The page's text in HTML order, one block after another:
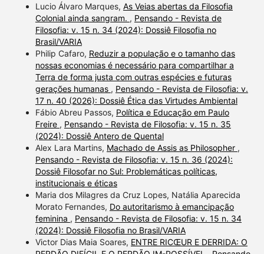
Lucio Álvaro Marques, As Veias abertas da Filosofia
Colonial ainda sangram. , Pensando - Revista de
Filosofia: v. 15 n. 34 (2024): Dossiê Filosofia no
Brasil/VARIA
Philip Cafaro, Reduzir a população e o tamanho das
nossas economias é necessário para compartilhar a
Terra de forma justa com outras espécies e futuras
gerações humanas , Pensando - Revista de Filosofia: v.
17 n. 40 (2026): Dossiê Ética das Virtudes Ambiental
Fábio Abreu Passos, Política e Educação em Paulo
Freire , Pensando - Revista de Filosofia: v. 15 n. 35
(2024): Dossiê Antero de Quental
Alex Lara Martins, Machado de Assis as Philosopher ,
Pensando - Revista de Filosofia: v. 15 n. 36 (2024):
Dossiê Filosofar no Sul: Problemáticas políticas,
institucionais e éticas
Maria dos Milagres da Cruz Lopes, Natália Aparecida
Morato Fernandes, Do autoritarismo à emancipação
feminina , Pensando - Revista de Filosofia: v. 15 n. 34
(2024): Dossiê Filosofia no Brasil/VARIA
Victor Dias Maia Soares, ENTRE RICŒUR E DERRIDA: O